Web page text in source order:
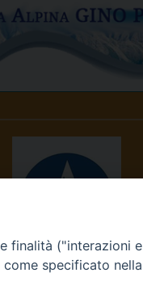
AVVENIRE
finalità ("interazioni e
specificato nella